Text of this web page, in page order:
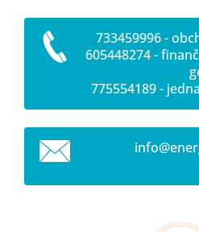
733459996 -
605448274 -
775554189 -
info@ene